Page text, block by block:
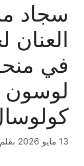
سجاد
العنان
في
لوسون
13 مايو 2026 بقلم